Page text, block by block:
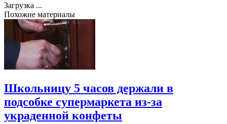
Загрузка ...
Похожие материалы
Школьницу 5 часов держали в
подсобке супермаркета из-за
украденной конфеты